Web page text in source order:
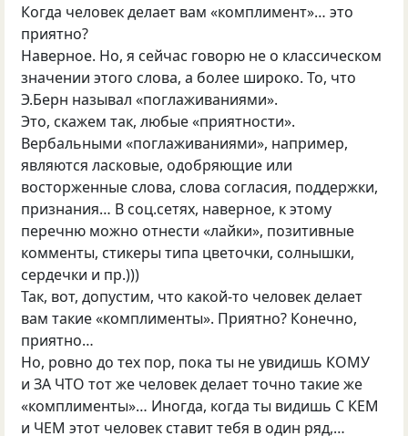
Когда человек делает вам «комплимент»… это
приятно?
Наверное. Но, я сейчас говорю не о классическом
значении этого слова, а более широко. То, что
Э.Берн называл «поглаживаниями».
Это, скажем так, любые «приятности».
Вербальными «поглаживаниями», например,
являются ласковые, одобряющие или
восторженные слова, слова согласия, поддержки,
признания… В соц.сетях, наверное, к этому
перечню можно отнести «лайки», позитивные
комменты, стикеры типа цветочки, солнышки,
сердечки и пр.)))
Так, вот, допустим, что какой-то человек делает
вам такие «комплименты». Приятно? Конечно,
приятно…
Но, ровно до тех пор, пока ты не увидишь КОМУ
и ЗА ЧТО тот же человек делает точно такие же
«комплименты»… Иногда, когда ты видишь С КЕМ
и ЧЕМ этот человек ставит тебя в один ряд,…